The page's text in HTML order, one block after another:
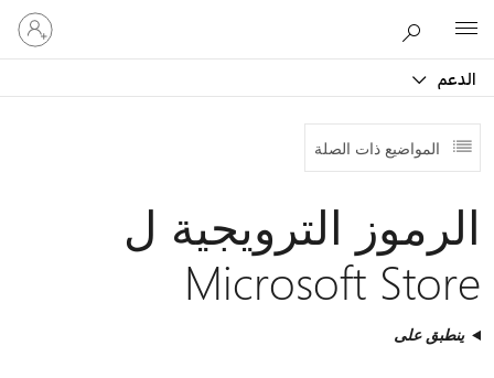
الدعم
تسجيل
الدخول
إلى
المواضيع ذات الصلة
الرموز الترويجية ل
Microsoft Store
ينطبق على